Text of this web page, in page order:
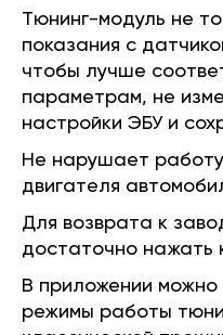
Тюнинг-модуль не
показания с
чтобы лучше
параметрам, не
настройки ЭБУ и
Не нарушает
двигателя
Для возврата к
достаточно нажать
В приложении можно
режимы работы